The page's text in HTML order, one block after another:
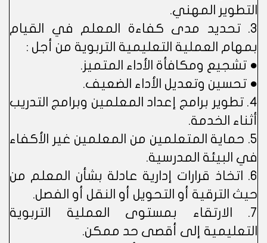
التطوير المهني.
3. تحديد مدى كفاءة المعلم في القيام
بمهام العملية التعليمية التربوية من أجل :
● تشجيع ومكافأة الأداء المتميز.
● تحسين وتعديل الأداء الضعيف.
4. تطوير برامج إعداد المعلمين وبرامج التدريب
أثناء الخدمة.
5. حماية المتعلمين من المعلمين غير الأكفاء
في البيئة المدرسية.
6. اتخاذ قرارات إدارية عادلة بشأن المعلم من
حيث الترقية أو التحويل أو النقل أو الفصل.
7. الارتقاء بمستوى العملية التربوية
التعليمية إلى أقصى حد ممكن.